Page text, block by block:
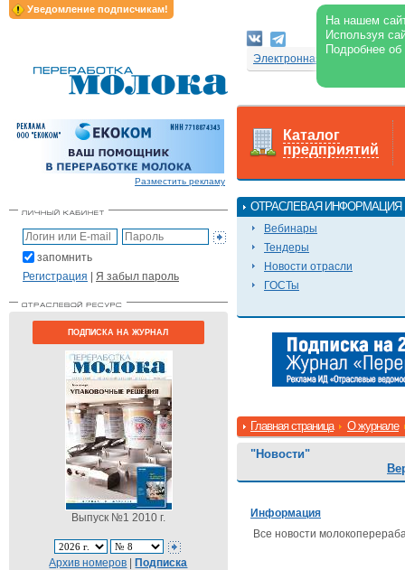
Уведомление подписчикам!
На нашем
Используя
Подробнее
Электронная версия
Разместить рекламу
запомнить
Регистрация | Я забыл пароль
ПОДПИСКА НА ЖУРНАЛ
Выпуск №1 2010 г.
Архив номеров |Подписка
Каталог
предприятий
ОТРАСЛЕВАЯ ИНФОРМАЦИЯ
Вебинары
Тендеры
Новости отрасли
ГОСТы
Главная страница О журнале
"Новости"
Информация
Все новости